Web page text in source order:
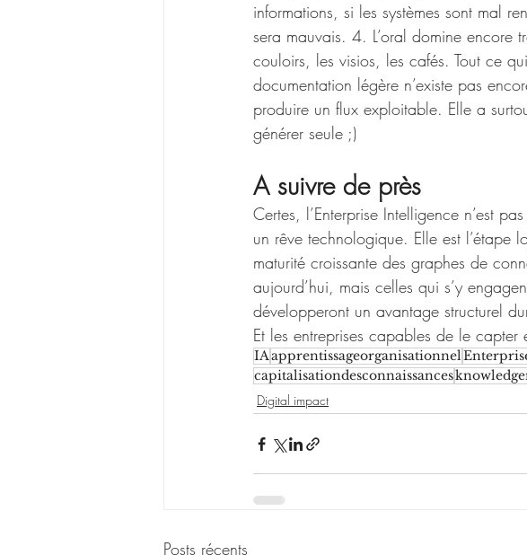
informations, si les systèmes sont mal
sera mauvais. 4. L’oral domine encore
couloirs, les visios, les cafés. Tout ce
documentation légère n’existe pas
produire un flux exploitable. Elle a
générer seule ;)
A suivre de près
Certes, l’Enterprise Intelligence n’est
un rêve technologique. Elle est l’étape
maturité croissante des graphes de
aujourd’hui, mais celles qui s’y
développeront un avantage structurel
Et les entreprises capables de le capter
IAapprentissageorganisationnel
capitalisationdesconnaissances
Digital impact
Posts récents